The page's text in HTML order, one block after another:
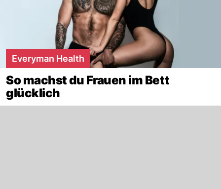
Everyman Health
So machst du Frauen im Bett
glücklich